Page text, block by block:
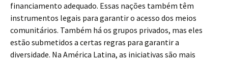
financiamento adequado. Essas nações também têm
instrumentos legais para garantir o acesso dos meios
comunitários. Também há os grupos privados, mas eles
estão submetidos a certas regras para garantir a
diversidade. Na América Latina, as iniciativas são mais